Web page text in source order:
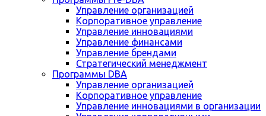
Управление организацией
Корпоративное управление
Управление инновациями
Управление финансами
Управление брендами
Стратегический менеджмент
Программы DBA
Управление организацией
Корпоративное управление
Управление инновациями в организации